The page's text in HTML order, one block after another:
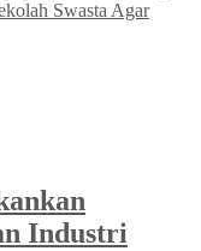
Swasta Agar
Industri